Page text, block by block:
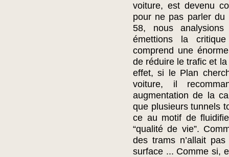
voiture, est devenu
pour ne pas parler du
58, nous
émettions la
comprend une
de réduire le trafic et
effet, si le Plan
voiture, il
augmentation de la
que plusieurs tunnels
ce au motif de
“qualité de vie”.
des trams n’allait
surface ... Comme si,